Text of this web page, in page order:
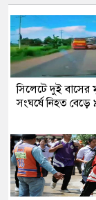
সিলেটে দুই
সংঘর্ষে নিহত বেড়ে